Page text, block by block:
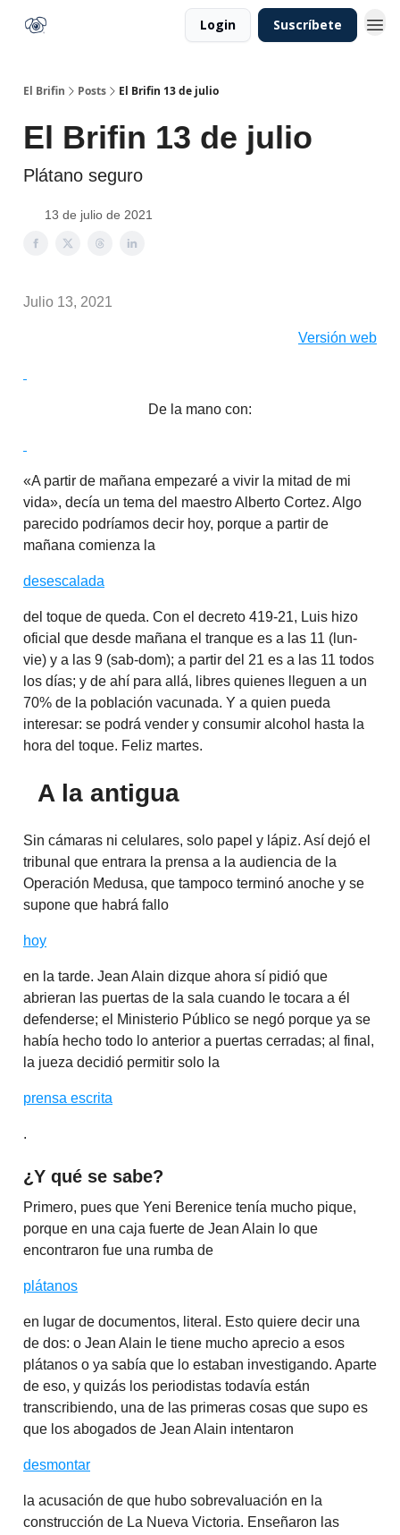
Login Suscríbete
El Brifin Posts El Brifin 13 de julio
El Brifin 13 de julio
Plátano seguro
13 de julio de 2021
Julio 13, 2021
Versión web
De la mano con:
«A partir de mañana empezaré a vivir la mitad de mi
vida», decía un tema del maestro Alberto Cortez. Algo
parecido podríamos decir hoy, porque a partir de
mañana comienza la
desescalada
del toque de queda. Con el decreto 419-21, Luis hizo
oficial que desde mañana el tranque es a las 11 (lun-
vie) y a las 9 (sab-dom); a partir del 21 es a las 11 todos
los días; y de ahí para allá, libres quienes lleguen a un
70% de la población vacunada. Y a quien pueda
interesar: se podrá vender y consumir alcohol hasta la
hora del toque. Feliz martes.
A la antigua
Sin cámaras ni celulares, solo papel y lápiz. Así dejó el
tribunal que entrara la prensa a la audiencia de la
Operación Medusa, que tampoco terminó anoche y se
supone que habrá fallo
hoy
en la tarde. Jean Alain dizque ahora sí pidió que
abrieran las puertas de la sala cuando le tocara a él
defenderse; el Ministerio Público se negó porque ya se
había hecho todo lo anterior a puertas cerradas; al final,
la jueza decidió permitir solo la
prensa escrita
.
¿Y qué se sabe?
Primero, pues que Yeni Berenice tenía mucho pique,
porque en una caja fuerte de Jean Alain lo que
encontraron fue una rumba de
plátanos
en lugar de documentos, literal. Esto quiere decir una
de dos: o Jean Alain le tiene mucho aprecio a esos
plátanos o ya sabía que lo estaban investigando. Aparte
de eso, y quizás los periodistas todavía están
transcribiendo, una de las primeras cosas que supo es
que los abogados de Jean Alain intentaron
desmontar
la acusación de que hubo sobrevaluación en la
construcción de La Nueva Victoria. Enseñaron las